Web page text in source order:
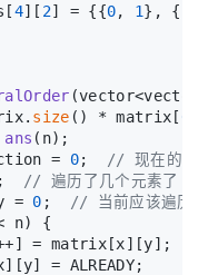
4][ 2] = {{0, 1}, {
(vector<vector<
size () * matrix[
ans (n) ;
= 0;
// 现在的方向
;
// 遍历了几个元素了
= 0 ;
// 当前应该遍历的
n) {
= matrix[x][y];
= ALREADY;